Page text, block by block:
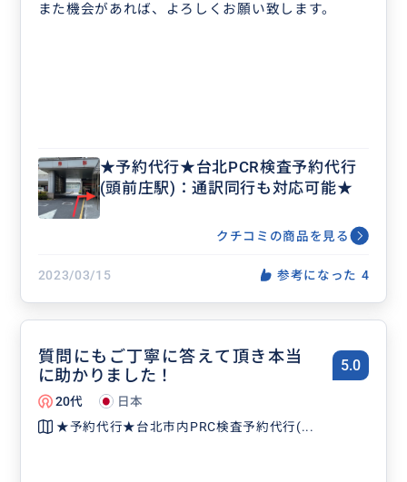
また機会があれば、よろしくお願い致します。
★予約代行★台北PCR検査予約代行
(頭前庄駅)：通訳同行も対応可能★
クチコミの商品を見る
2023/03/15 参考になった 4
質問にもご丁寧に答えて頂き本当
に助かりました！
5.0
20代
日本
★予約代行★台北市内PRC検査予約代行(...